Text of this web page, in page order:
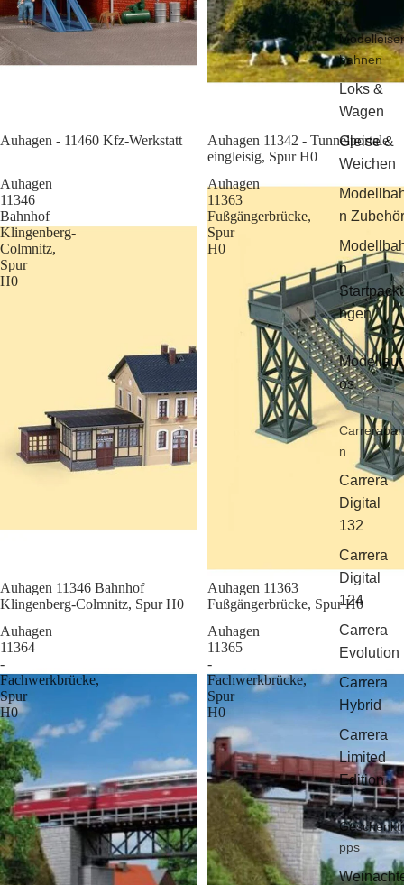
bahnen
Loks &
Wagen
Gleise &
Weichen
n Zubehör
n
ngen
Modellaut
os
Carrerabah
n
Carrera
Digital
132
Carrera
Digital
124
Carrera
Evolution
Carrera
Hybrid
Carrera
Limited
Edition
Geschenkti
pps
Sale
Auhagen - 11460 Kfz-Werkstatt
Auhagen 11342 - Tunnelportale
eingleisig, Spur H0
Auhagen
11346
Bahnhof
Klingenberg-
Colmnitz,
Spur
H0
Sale
Auhagen 11346 Bahnhof
Klingenberg-Colmnitz, Spur H0
Auhagen
11363
Fußgängerbrücke,
Spur
H0
Sale
Auhagen 11363
Fußgängerbrücke, Spur H0
Auhagen
11364
-
Fachwerkbrücke,
Spur
H0
Auhagen
11365
-
Fachwerkbrücke,
Spur
H0